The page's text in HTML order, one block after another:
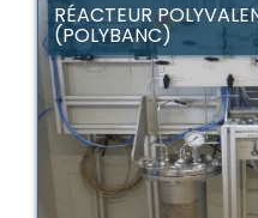
RÉACTEUR
(POLYBANC)